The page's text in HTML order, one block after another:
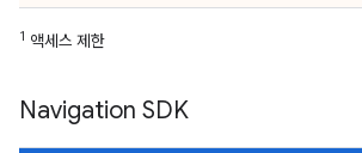
1 액세스 제한
Navigation SDK